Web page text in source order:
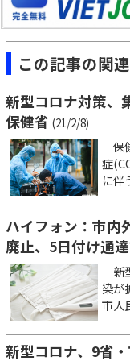
この記事の関
新型コロナ対策、
保健省 (21/2/8)
保
症
に伴
ハイフォン：市内
廃止、5日付け通
新
染が
市人
新型コロナ、9省